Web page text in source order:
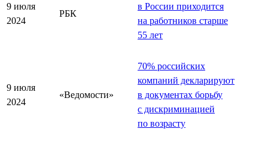
9 июля
2024
РБК
в России приходится
на работников старше
55 лет
9 июля
2024
«Ведомости»
70% российских
компаний декларируют
в документах борьбу
с дискриминацией
по возрасту